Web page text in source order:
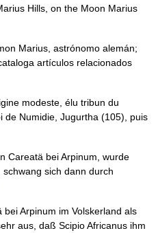
Hills, on the Moon Marius
Marius, astrónomo alemán;
artículos relacionados
modeste, élu tribun du
de Numidie, Jugurtha (105), puis
Careatä bei Arpinum, wurde
sich dann durch
Arpinum im Volskerland als
aus, daß Scipio Africanus ihm